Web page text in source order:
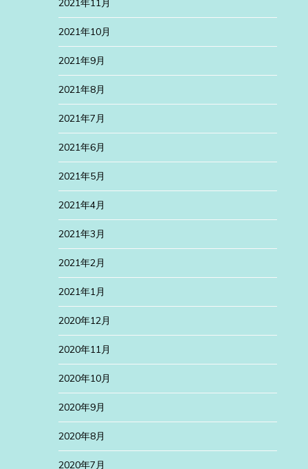
2021年10月
2021年9月
2021年8月
2021年7月
2021年6月
2021年5月
2021年4月
2021年3月
2021年2月
2021年1月
2020年12月
2020年11月
2020年10月
2020年9月
2020年8月
2020年7月